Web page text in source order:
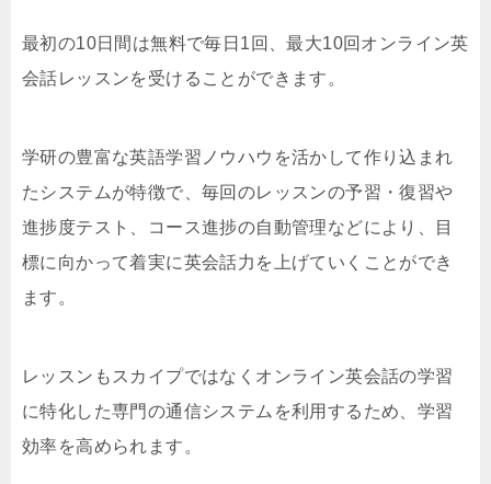
最初の10日間は無料で毎日1回、最大10回オンライン英
会話レッスンを受けることができます。
学研の豊富な英語学習ノウハウを活かして作り込まれ
たシステムが特徴で、毎回のレッスンの予習・復習や
進捗度テスト、コース進捗の自動管理などにより、目
標に向かって着実に英会話力を上げていくことができ
ます。
レッスンもスカイプではなくオンライン英会話の学習
に特化した専門の通信システムを利用するため、学習
効率を高められます。